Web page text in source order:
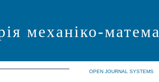
механіко-
OPEN JOURNAL SYSTEMS